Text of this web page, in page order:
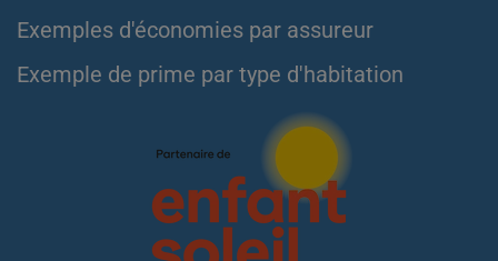
Exemples d'économies par assureur
Exemple de prime par type d'habitation